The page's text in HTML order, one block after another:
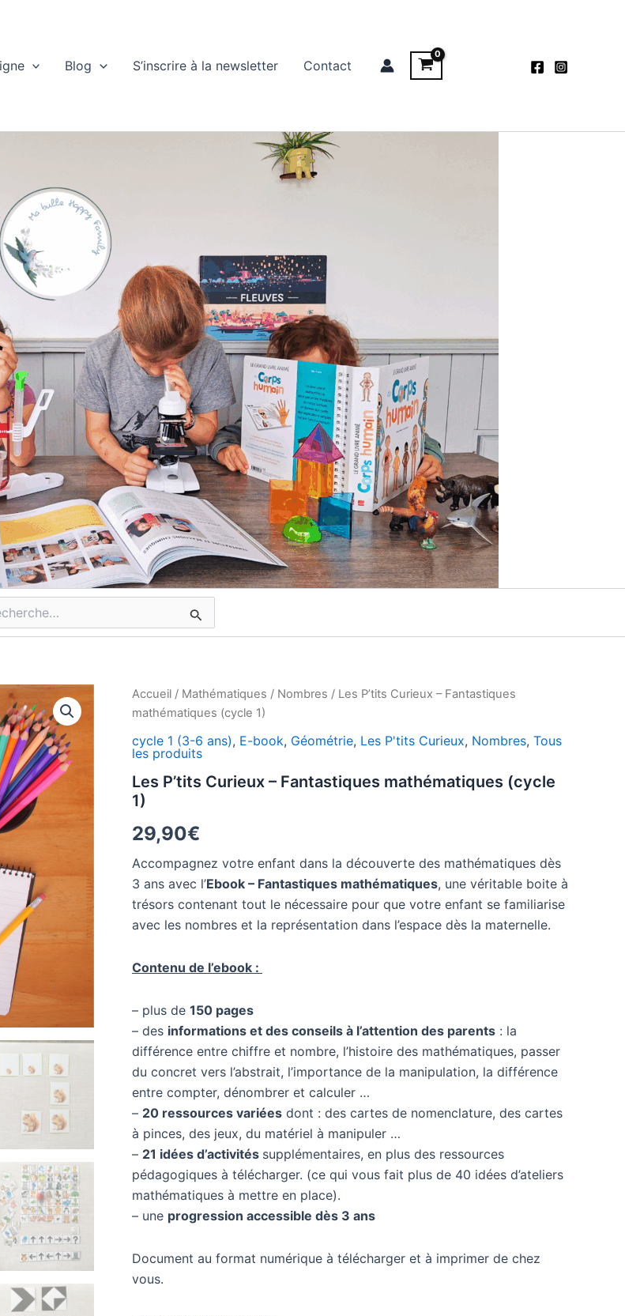
Blog S’inscrire à la newsletter Contact
Accueil / Mathématiques / Nombres / Les P’tits Curieux – Fantastiques
mathématiques (cycle 1)
cycle 1 (3-6 ans), E-book, Géométrie, Les P'tits Curieux, Nombres, Tous
les produits
Les P’tits Curieux – Fantastiques mathématiques (cycle
1)
29,90€
Accompagnez votre enfant dans la découverte des mathématiques dès
3 ans avec l’Ebook – Fantastiques mathématiques, une véritable boite à
trésors contenant tout le nécessaire pour que votre enfant se familiarise
avec les nombres et la représentation dans l’espace dès la maternelle.
Contenu de l’ebook :
– plus de 150 pages
– des informations et des conseils à l’attention des parents : la
différence entre chiffre et nombre, l’histoire des mathématiques, passer
du concret vers l’abstrait, l’importance de la manipulation, la différence
entre compter, dénombrer et calculer …
– 20 ressources variées dont : des cartes de nomenclature, des cartes
à pinces, des jeux, du matériel à manipuler …
– 21 idées d’activités supplémentaires, en plus des ressources
pédagogiques à télécharger. (ce qui vous fait plus de 40 idées d’ateliers
mathématiques à mettre en place).
– une progression accessible dès 3 ans
Document au format numérique à télécharger et à imprimer de chez
vous.
pour accompagner tes